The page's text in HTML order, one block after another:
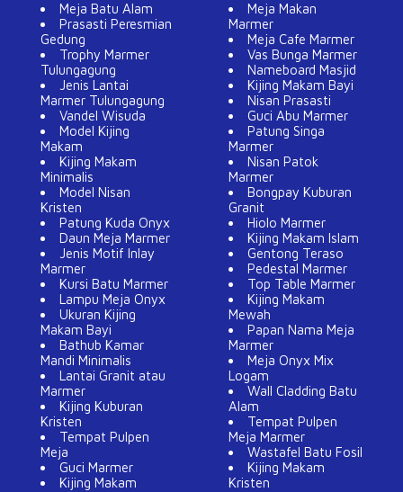
Meja Batu Alam
Prasasti Peresmian
Gedung
Trophy Marmer
Tulungagung
Jenis Lantai
Marmer Tulungagung
Vandel Wisuda
Model Kijing
Makam
Kijing Makam
Minimalis
Model Nisan
Kristen
Patung Kuda Onyx
Daun Meja Marmer
Jenis Motif Inlay
Marmer
Kursi Batu Marmer
Lampu Meja Onyx
Ukuran Kijing
Makam Bayi
Bathub Kamar
Mandi Minimalis
Lantai Granit atau
Marmer
Kijing Kuburan
Kristen
Tempat Pulpen
Meja
Guci Marmer
Kijing Makam
Meja Makan
Marmer
Meja Cafe Marmer
Vas Bunga Marmer
Nameboard Masjid
Kijing Makam Bayi
Nisan Prasasti
Guci Abu Marmer
Patung Singa
Marmer
Nisan Patok
Marmer
Bongpay Kuburan
Granit
Hiolo Marmer
Kijing Makam Islam
Gentong Teraso
Pedestal Marmer
Top Table Marmer
Kijing Makam
Mewah
Papan Nama Meja
Marmer
Meja Onyx Mix
Logam
Wall Cladding Batu
Alam
Tempat Pulpen
Meja Marmer
Wastafel Batu Fosil
Kijing Makam
Kristen